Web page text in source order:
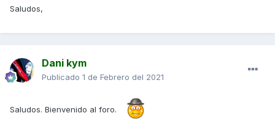
Saludos,
Dani kym
Publicado 1 de Febrero del 2021
Saludos. Bienvenido al foro.